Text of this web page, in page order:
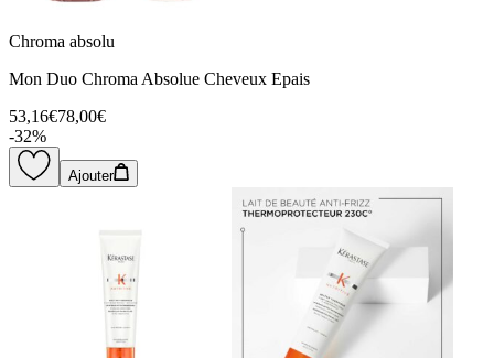
Chroma absolu
Mon Duo Chroma Absolue Cheveux Epais
53,16€78,00€
-32%
Ajouter